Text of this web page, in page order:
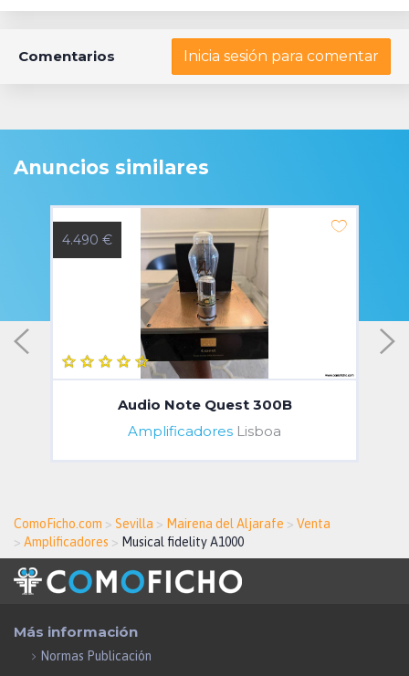
Inicia sesión para comentar
Comentarios
Anuncios similares
4.490 €
Audio Note Quest 300B
Amplificadores Lisboa
ComoFicho.com > Sevilla > Mairena del Aljarafe > Venta
> Amplificadores > Musical fidelity A1000
Más información
Normas Publicación